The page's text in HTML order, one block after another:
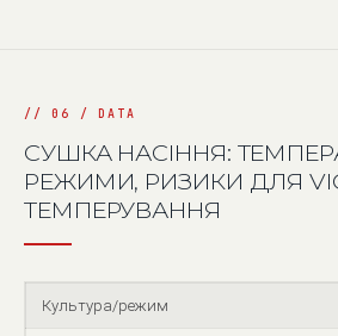
СУШКА НАСІННЯ:
РЕЖИМИ, РИЗИКИ ДЛЯ
ТЕМПЕРУВАННЯ
Культура/режим